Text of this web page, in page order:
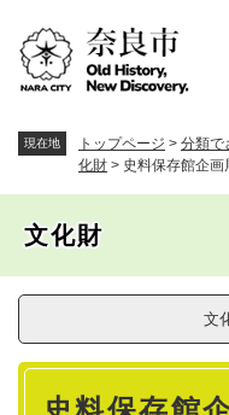
現在地 トップページ > 分類で
化財 > 史料保存館企
文化財
文
本